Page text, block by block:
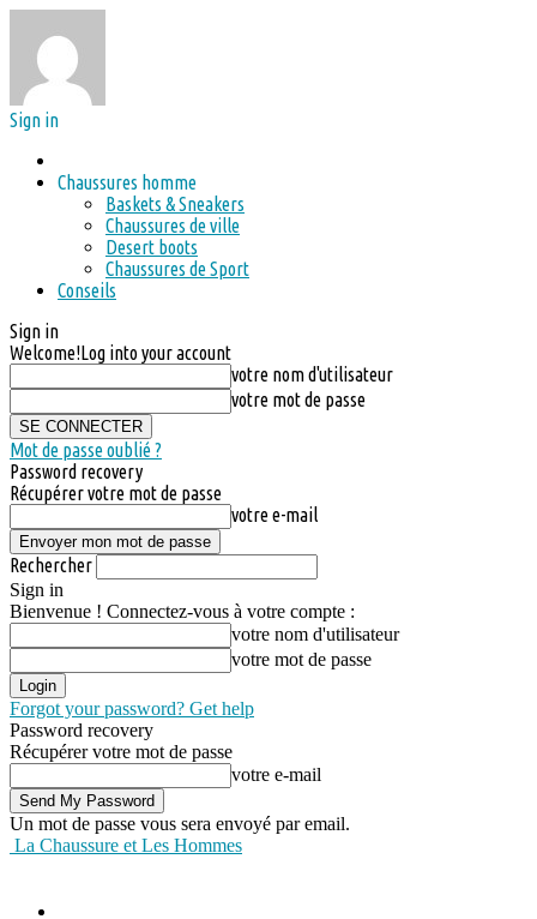
Sign in
Chaussures homme
Baskets & Sneakers
Chaussures de ville
Desert boots
Chaussures de Sport
Conseils
Sign in
Welcome!Log into your account
votre nom d'utilisateur
votre mot de passe
Mot de passe oublié ?
Password recovery
Récupérer votre mot de passe
votre e-mail
Rechercher
Sign in
Bienvenue ! Connectez-vous à votre compte :
votre nom d'utilisateur
votre mot de passe
Forgot your password? Get help
Password recovery
Récupérer votre mot de passe
votre e-mail
Un mot de passe vous sera envoyé par email.
La Chaussure et Les Hommes